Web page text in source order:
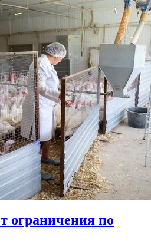
ограничения по